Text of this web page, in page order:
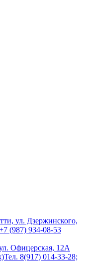
ул. Дзержинского,
(987) 934-08-53
Офицерская, 12А
Тел. 8(917) 014-33-28;